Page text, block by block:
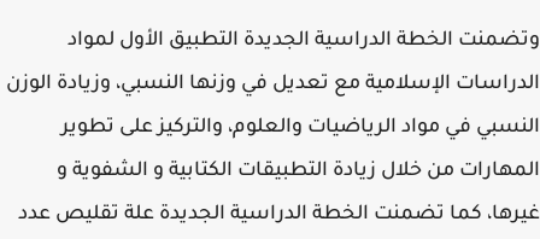
الخطة الدراسية الجديدة التطبيق الأول لمواد
الإسلامية مع تعديل في وزنها النسبي، وزيادة الوزن
في مواد الرياضيات والعلوم، والتركيز على تطوير
من خلال زيادة التطبيقات الكتابية و الشفوية و
كما تضمنت الخطة الدراسية الجديدة علة تقليص عدد